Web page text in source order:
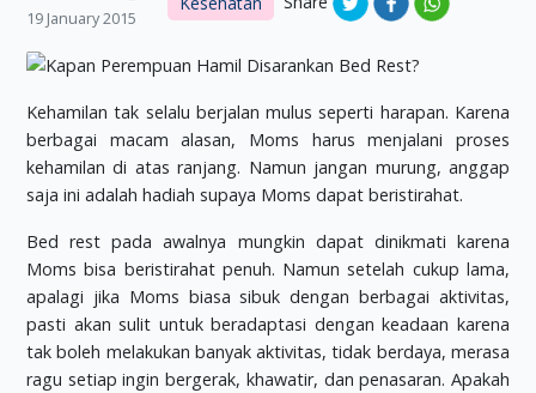
19 January 2015
Kehamilan tak selalu berjalan mulus seperti harapan. Karena
berbagai macam alasan, Moms harus menjalani proses
kehamilan di atas ranjang. Namun jangan murung, anggap
saja ini adalah hadiah supaya Moms dapat beristirahat.
Bed rest pada awalnya mungkin dapat dinikmati karena
Moms bisa beristirahat penuh. Namun setelah cukup lama,
apalagi jika Moms biasa sibuk dengan berbagai aktivitas,
pasti akan sulit untuk beradaptasi dengan keadaan karena
tak boleh melakukan banyak aktivitas, tidak berdaya, merasa
ragu setiap ingin bergerak, khawatir, dan penasaran. Apakah